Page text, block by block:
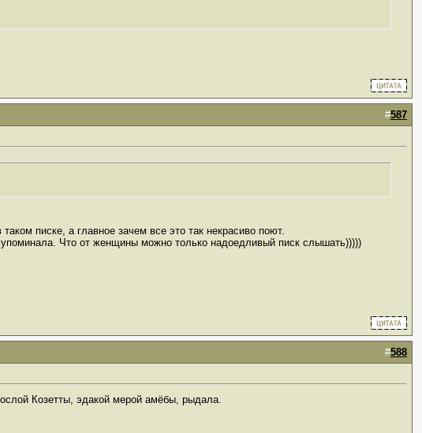
#587
писке, а главное зачем все это так некрасиво поют.
Что от женщины можно только надоедливый писк слышать)))))
#588
Козетты, эдакой мерой амёбы, рыдала.